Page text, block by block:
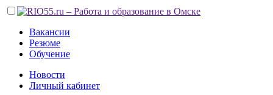
Вакансии
Резюме
Обучение
Новости
Личный кабинет